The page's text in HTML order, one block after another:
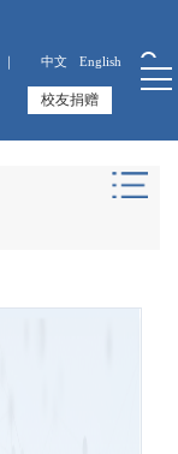
｜ 中文 English
校友捐赠